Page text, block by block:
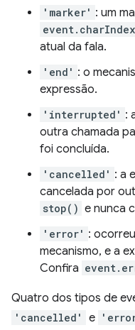
'marker' : um
event.charIndex
atual da fala.
'end' : o
expressão.
'interrupted' :
outra chamada
foi concluída.
'cancelled' : a
cancelada por
stop() e nunca
'error' :
mecanismo, e a
Confira
Quatro dos tipos de
'cancelled' e